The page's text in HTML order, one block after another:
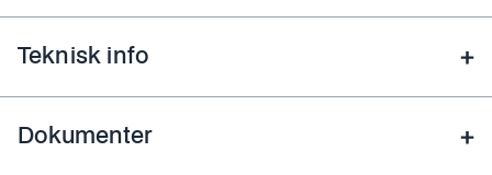
Teknisk info
Dokumenter